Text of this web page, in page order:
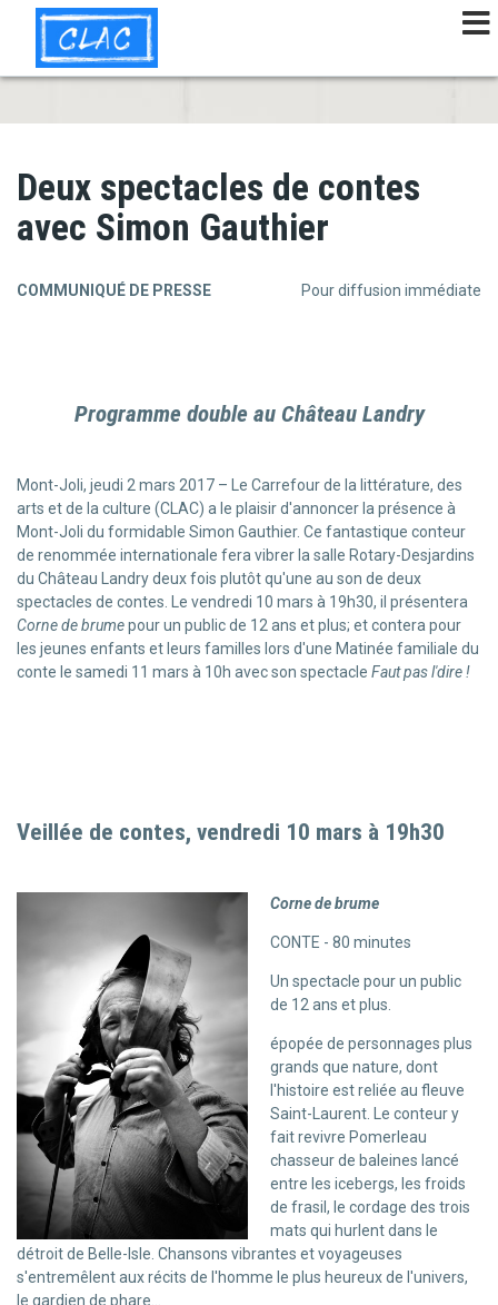
contenu
principal
Deux spectacles de contes
avec Simon Gauthier
COMMUNIQUÉ DE PRESSE Pour diffusion immédiate
Programme double au Château Landry
Mont-Joli, jeudi 2 mars 2017 – Le Carrefour de la littérature, des
arts et de la culture (CLAC) a le plaisir d'annoncer la présence à
Mont-Joli du formidable Simon Gauthier. Ce fantastique conteur
de renommée internationale fera vibrer la salle Rotary-Desjardins
du Château Landry deux fois plutôt qu'une au son de deux
spectacles de contes. Le vendredi 10 mars à 19h30, il présentera
Corne de brumepour un public de 12 ans et plus; et contera pour
les jeunes enfants et leurs familles lors d'une Matinée familiale du
conte le samedi 11 mars à 10h avec son spectacle Faut pas l'dire !
Veillée de contes, vendredi 10 mars à 19h30
Corne de brume
CONTE - 80 minutes
Un spectacle pour un public
de 12 ans et plus.
épopée de personnages plus
grands que nature, dont
l'histoire est reliée au fleuve
Saint-Laurent. Le conteur y
fait revivre Pomerleau
chasseur de baleines lancé
entre les icebergs, les froids
de frasil, le cordage des trois
mats qui hurlent dans le
détroit de Belle-Isle. Chansons vibrantes et voyageuses
s'entremêlent aux récits de l'homme le plus heureux de l'univers,
le gardien de phare...